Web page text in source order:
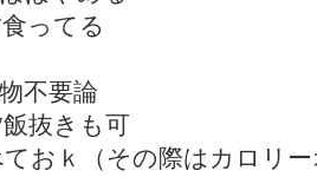
ってる
不要論
抜きも可
ておｋ（その際はカロリ